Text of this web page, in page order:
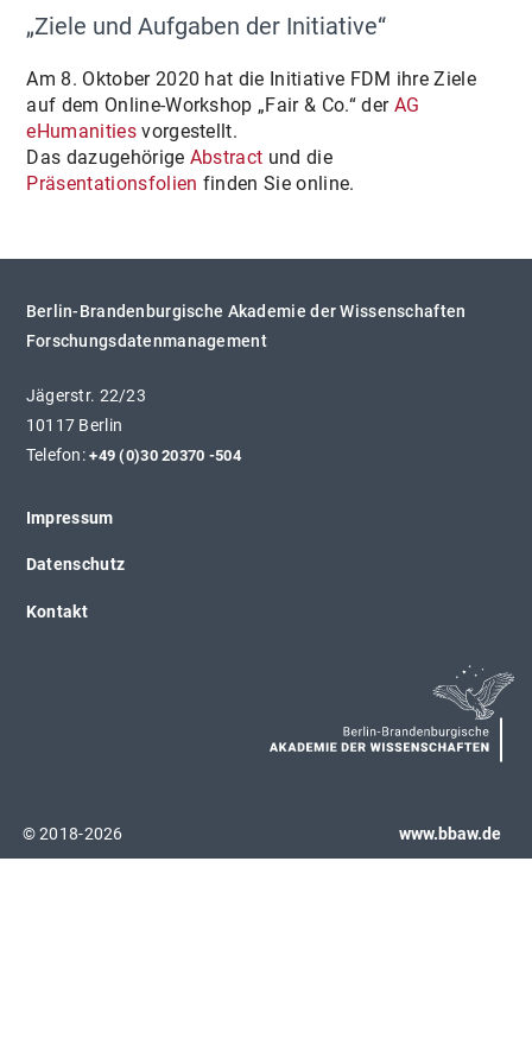
„Ziele und Aufgaben der Initiative“
Am 8. Oktober 2020 hat die Initiative FDM ihre Ziele
auf dem Online-Workshop „Fair & Co.“ der AG
eHumanitiesvorgestellt.
Das dazugehörige Abstract und die
Präsentationsfolien finden Sie online.
Berlin-Brandenburgische Akademie der Wissenschaften
Forschungsdatenmanagement
Jägerstr. 22/23
10117 Berlin
Telefon:+49 (0)30 20370 -504
Impressum
Datenschutz
Kontakt
www.bbaw.de
© 2018-2026